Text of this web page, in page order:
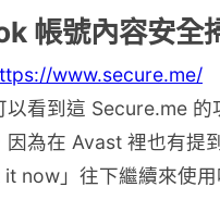
帳號內容安全
www.secure.me/
以看到這 Secure.me
因為在 Avast 裡也有
now」往下繼續來使用